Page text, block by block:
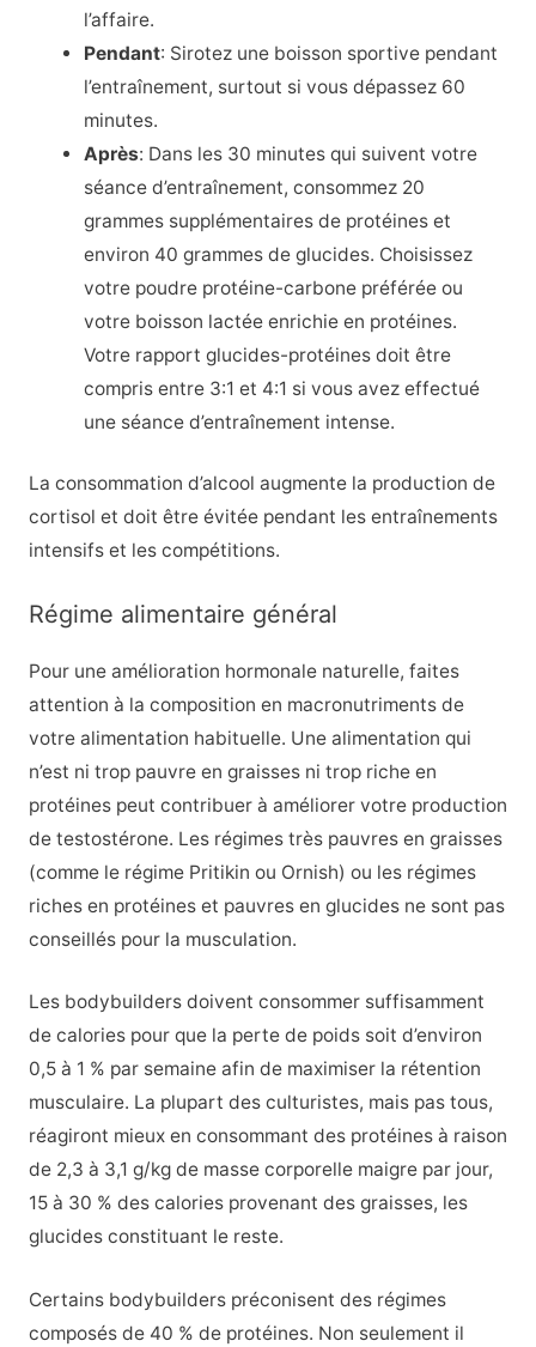
l’affaire.
Pendant: Sirotez une boisson sportive pendant
l’entraînement, surtout si vous dépassez 60
minutes.
Après: Dans les 30 minutes qui suivent votre
séance d’entraînement, consommez 20
grammes supplémentaires de protéines et
environ 40 grammes de glucides. Choisissez
votre poudre protéine-carbone préférée ou
votre boisson lactée enrichie en protéines.
Votre rapport glucides-protéines doit être
compris entre 3:1 et 4:1 si vous avez effectué
une séance d’entraînement intense.
La consommation d’alcool augmente la production de
cortisol et doit être évitée pendant les entraînements
intensifs et les compétitions.
Régime alimentaire général
Pour une amélioration hormonale naturelle, faites
attention à la composition en macronutriments de
votre alimentation habituelle. Une alimentation qui
n’est ni trop pauvre en graisses ni trop riche en
protéines peut contribuer à améliorer votre production
de testostérone. Les régimes très pauvres en graisses
(comme le régime Pritikin ou Ornish) ou les régimes
riches en protéines et pauvres en glucides ne sont pas
conseillés pour la musculation.
Les bodybuilders doivent consommer suffisamment
de calories pour que la perte de poids soit d’environ
0,5 à 1 % par semaine afin de maximiser la rétention
musculaire. La plupart des culturistes, mais pas tous,
réagiront mieux en consommant des protéines à raison
de 2,3 à 3,1 g/kg de masse corporelle maigre par jour,
15 à 30 % des calories provenant des graisses, les
glucides constituant le reste.
Certains bodybuilders préconisent des régimes
composés de 40 % de protéines. Non seulement il